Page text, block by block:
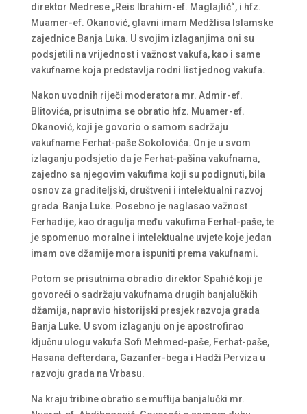
direktor Medrese „Reis Ibrahim-ef. Maglajlić“, i hfz.
Muamer-ef. Okanović, glavni imam Medžlisa Islamske
zajednice Banja Luka. U svojim izlaganjima oni su
podsjetili na vrijednost i važnost vakufa, kao i same
vakufname koja predstavlja rodni list jednog vakufa.
Nakon uvodnih riječi moderatora mr. Admir-ef.
Blitovića, prisutnima se obratio hfz. Muamer-ef.
Okanović, koji je govorio o samom sadržaju
vakufname Ferhat-paše Sokolovića. On je u svom
izlaganju podsjetio da je Ferhat-pašina vakufnama,
zajedno sa njegovim vakufima koji su podignuti, bila
osnov za graditeljski, društveni i intelektualni razvoj
grada Banja Luke. Posebno je naglasao važnost
Ferhadije, kao dragulja među vakufima Ferhat-paše, te
je spomenuo moralne i intelektualne uvjete koje jedan
imam ove džamije mora ispuniti prema vakufnami.
Potom se prisutnima obradio direktor Spahić koji je
govoreći o sadržaju vakufnama drugih banjalučkih
džamija, napravio historijski presjek razvoja grada
Banja Luke. U svom izlaganju on je apostrofirao
ključnu ulogu vakufa Sofi Mehmed-paše, Ferhat-paše,
Hasana defterdara, Gazanfer-bega i Hadži Perviza u
razvoju grada na Vrbasu.
Na kraju tribine obratio se muftija banjalučki mr.